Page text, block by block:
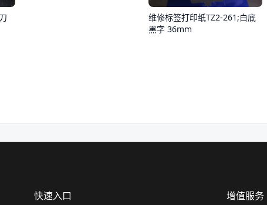
维修标签打印纸TZ2-261;白底
黑字 36mm
快速入口 增值服务